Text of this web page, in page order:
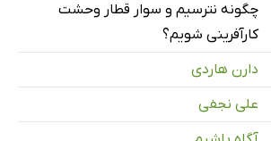
خود را پیدا کنید
را ببندید
سوخت‌رسانی کنید
صندلی‌های خالی
چگونه نترسیم و سوار قطار وحشت
کارآفرینی شویم؟
دارن هاردی
علی نجفی